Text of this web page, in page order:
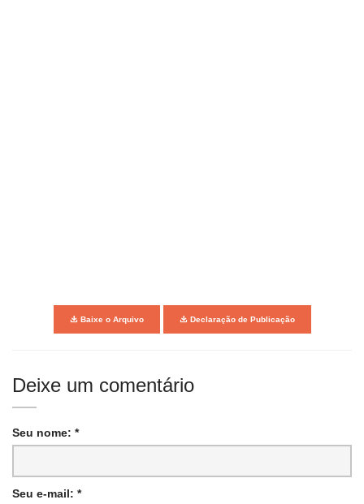
Baixe o Arquivo Declaração de Publicação
Deixe um comentário
Seu nome: *
Seu e-mail: *